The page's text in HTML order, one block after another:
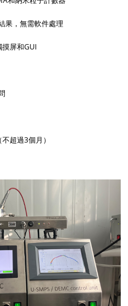
果，無需軟件處理
屏和GUI
超過3個月）